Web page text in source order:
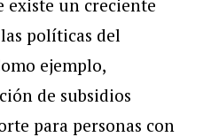
existe un creciente
políticas del
ejemplo,
de subsidios
para personas con